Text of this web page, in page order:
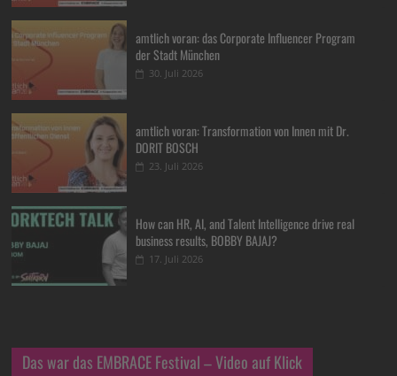
amtlich voran: das Corporate Influencer Program
der Stadt München
30. Juli 2026
amtlich voran: Transformation von Innen mit Dr.
DORIT BOSCH
23. Juli 2026
How can HR, AI, and Talent Intelligence drive real
business results, BOBBY BAJAJ?
17. Juli 2026
Das war das EMBRACE Festival – Video auf Klick